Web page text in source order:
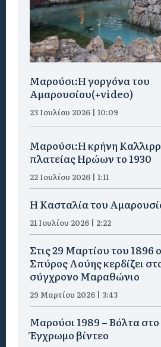
Μαρούσι:H γοργόνα του
Αμαρουσίου(+video)
23 Ιουλίου 2026 | 10:09
Μαρούσι:Η κρήνη
πλατείας Ηρώων το 1930
22 Ιουλίου 2026 | 1:11
Η Κασταλία του
21 Ιουλίου 2026 | 2:22
Στις 29 Μαρτίου του
Σπύρος Λούης κερδίζει
σύγχρονο Μαραθώνιο
29 Μαρτίου 2026 | 3:43
Μαρούσι 1989 – Βόλτα
Έγχρωμο βίντεο